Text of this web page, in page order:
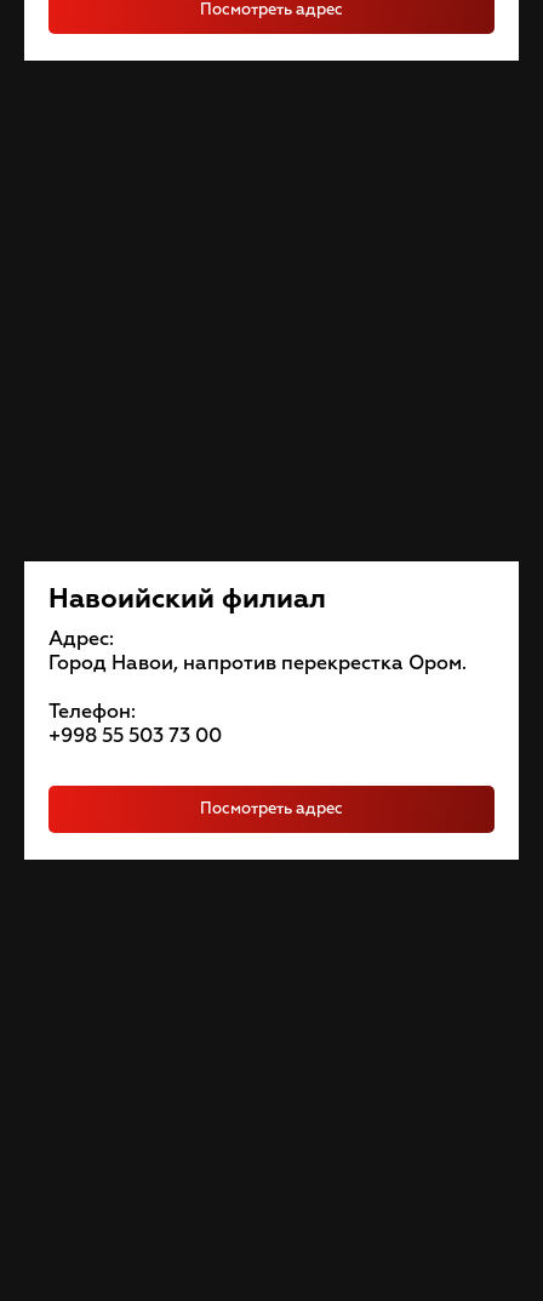
Посмотреть адрес
Навоийский филиал
Адрес:
Город Навои, напротив перекрестка Ором.
Телефон:
+998 55 503 73 00
Посмотреть адрес